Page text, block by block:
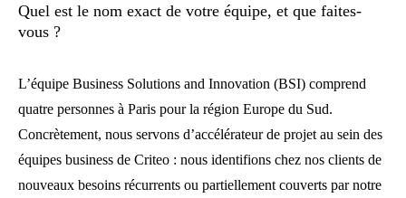
Quel est le nom exact de votre équipe, et que faites-
vous ?
L’équipe Business Solutions and Innovation (BSI) comprend
quatre personnes à Paris pour la région Europe du Sud.
Concrètement, nous servons d’accélérateur de projet au sein des
équipes business de Criteo : nous identifions chez nos clients de
nouveaux besoins récurrents ou partiellement couverts par notre